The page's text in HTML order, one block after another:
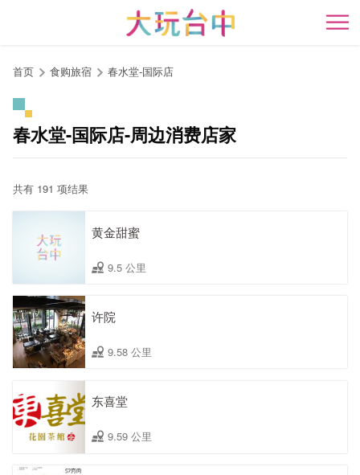
开
首页 食购旅宿 春水堂-国际店
春水堂-国际店-周边消费店家
共有 191 项结果
黄金甜蜜
9.5 公里
许院
9.58 公里
东喜堂
9.59 公里